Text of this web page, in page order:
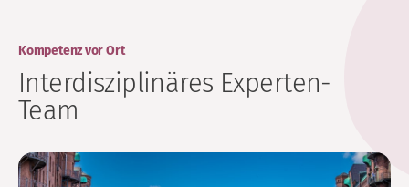
Kompetenz vor Ort
Interdisziplinäres Experten-
Team